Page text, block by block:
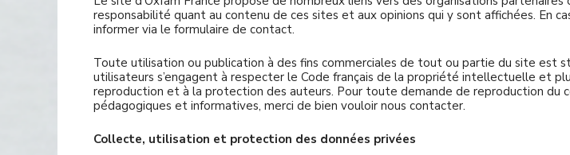
responsabilité quant au contenu de ces sites et aux opinions qui y sont affichées. En
informer via le formulaire de contact.
Toute utilisation ou publication à des fins commerciales de tout ou partie du site est
utilisateurs s’engagent à respecter le Code français de la propriété intellectuelle et
reproduction et à la protection des auteurs. Pour toute demande de reproduction du
pédagogiques et informatives, merci de bien vouloir nous contacter.
Collecte, utilisation et protection des données privées